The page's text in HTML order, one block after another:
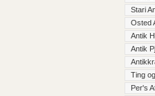
Stari
Osted
Antik
Antik
Ting
Per's